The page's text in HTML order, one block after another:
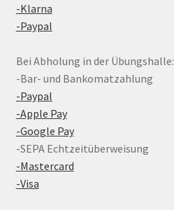
-Klarna
-Paypal
Bei Abholung in der Übungshalle:
-Bar- und Bankomatzahlung
-Paypal
-Apple Pay
-Google Pay
-SEPA Echtzeitüberweisung
-Mastercard
-Visa